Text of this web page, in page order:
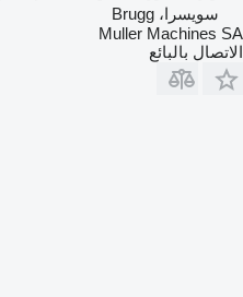
سويسرا، Brugg
Muller Machines SA
الاتصال بالبائع